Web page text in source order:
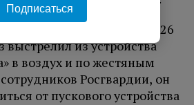
мужчина в возрасте 26
выстрелил из устройства
в воздух и по жестяным
Росгвардии, он
от пускового устройства
Подписаться